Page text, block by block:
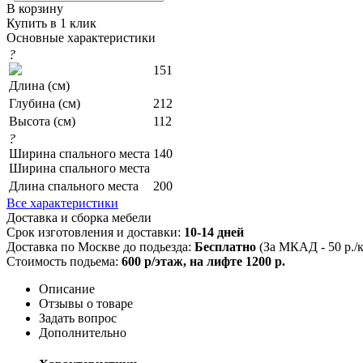
В корзину
Купить в 1 клик
Основные характеристики
?
Длина (см)
151
Глубина (см)
212
Высота (см)
112
?
Ширина спального места
Ширина спального места
140
Длина спального места
200
Все характеристики
Доставка и сборка мебели
Срок изготовления и доставки: 10-14 дней
Доставка по Москве до подьезда: Бесплатно (За МКАД - 50 р./
Стоимость подьема: 600 р/этаж, на лифте 1200 р.
Описание
Отзывы о товаре
Задать вопрос
Дополнительно